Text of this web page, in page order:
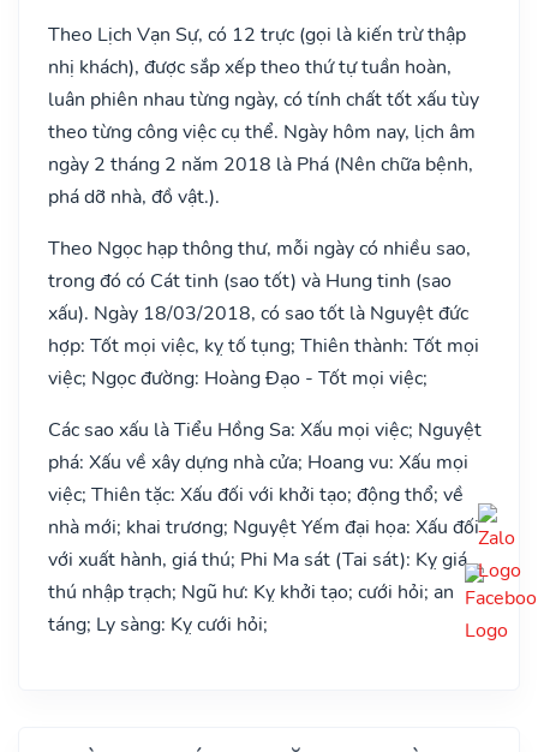
Theo Lịch Vạn Sự, có 12 trực (gọi là kiến trừ thập
nhị khách), được sắp xếp theo thứ tự tuần hoàn,
luân phiên nhau từng ngày, có tính chất tốt xấu tùy
theo từng công việc cụ thể. Ngày hôm nay, lịch âm
ngày 2 tháng 2 năm 2018 là Phá (Nên chữa bệnh,
phá dỡ nhà, đồ vật.).
Theo Ngọc hạp thông thư, mỗi ngày có nhiều sao,
trong đó có Cát tinh (sao tốt) và Hung tinh (sao
xấu). Ngày 18/03/2018, có sao tốt là Nguyệt đức
hợp: Tốt mọi việc, kỵ tố tụng; Thiên thành: Tốt mọi
việc; Ngọc đường: Hoàng Đạo - Tốt mọi việc;
Các sao xấu là Tiểu Hồng Sa: Xấu mọi việc; Nguyệt
phá: Xấu về xây dựng nhà cửa; Hoang vu: Xấu mọi
việc; Thiên tặc: Xấu đối với khởi tạo; động thổ; về
nhà mới; khai trương; Nguyệt Yếm đại họa: Xấu đối
với xuất hành, giá thú; Phi Ma sát (Tai sát): Kỵ giá
thú nhập trạch; Ngũ hư: Kỵ khởi tạo; cưới hỏi; an
táng; Ly sàng: Kỵ cưới hỏi;